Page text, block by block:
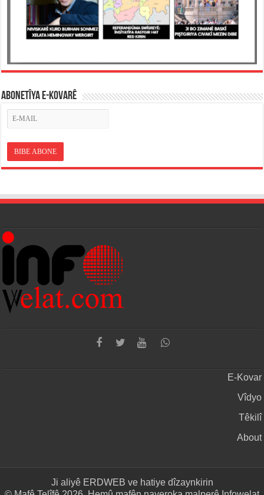
ABONETÎYA E-KOVARÊ
E-Kovar
Vîdyo
Têkilî
About
Ji aliyê ERDWEB ve hatiye dîzaynkirin